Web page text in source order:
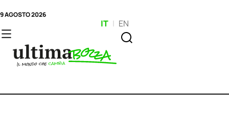
9 AGOSTO 2026
IT | EN